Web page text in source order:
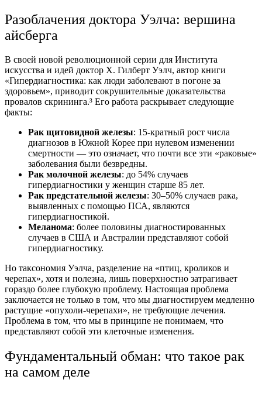
Разоблачения доктора Уэлча: вершина
айсберга
В своей новой революционной серии для Института
искусства и идей доктор Х. Гилберт Уэлч, автор книги
«Гипердиагностика: как люди заболевают в погоне за
здоровьем», приводит сокрушительные доказательства
провалов скрининга.³ Его работа раскрывает следующие
факты:
Рак щитовидной железы: 15-кратный рост числа
диагнозов в Южной Корее при нулевом изменении
смертности — это означает, что почти все эти «раковые»
заболевания были безвредны.
Рак молочной железы: до 54% случаев
гипердиагностики у женщин старше 85 лет.
Рак предстательной железы: 30–50% случаев рака,
выявленных с помощью ПСА, являются
гипердиагностикой.
Меланома: более половины диагностированных
случаев в США и Австралии представляют собой
гипердиагностику.
Но таксономия Уэлча, разделение на «птиц, кроликов и
черепах», хотя и полезна, лишь поверхностно затрагивает
гораздо более глубокую проблему. Настоящая проблема
заключается не только в том, что мы диагностируем медленно
растущие «опухоли-черепахи», не требующие лечения.
Проблема в том, что мы в принципе не понимаем, что
представляют собой эти клеточные изменения.
Фундаментальный обман: что такое рак
на самом деле